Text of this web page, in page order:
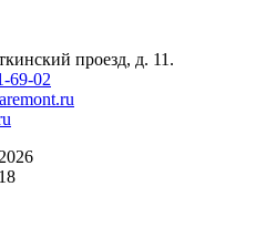
проезд, д. 11.
69-02